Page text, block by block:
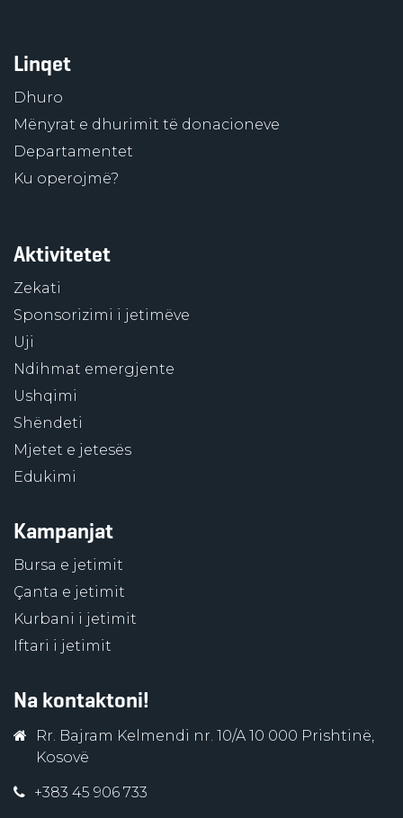
Linqet
Dhuro
Mënyrat e dhurimit të donacioneve
Departamentet
Ku operojmë?
Aktivitetet
Zekati
Sponsorizimi i jetimëve
Uji
Ndihmat emergjente
Ushqimi
Shëndeti
Mjetet e jetesës
Edukimi
Kampanjat
Bursa e jetimit
Çanta e jetimit
Kurbani i jetimit
Iftari i jetimit
Na kontaktoni!
Rr. Bajram Kelmendi nr. 10/A 10 000 Prishtinë,
Kosovë
+383 45 906 733